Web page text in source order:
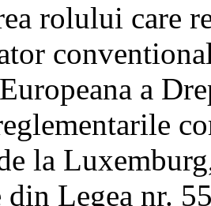
rolului care
a
la
Legea nr.